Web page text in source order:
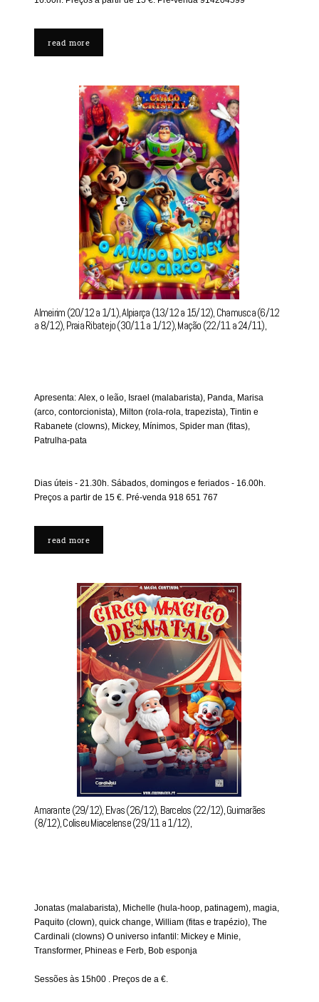
read more
Almeirim (20/12 a 1/1), Alpiarça (13/12 a 15/12), Chamusca (6/12
a 8/12), Praia Ribatejo (30/11 a 1/12), Mação (22/11 a 24/11),
Apresenta: Alex, o leão, Israel (malabarista), Panda, Marisa
(arco, contorcionista), Milton (rola-rola, trapezista), Tintin e
Rabanete (clowns), Mickey, Mínimos, Spider man (fitas) ,
Patrulha-pata
Dias úteis - 21.30h. Sábados, domingos e feriados - 16.00h.
Preços a partir de 15 €. Pré-venda 918 651 767
read more
Amarante (29/12), Elvas (26/12), Barcelos (22/12), Guimarães
(8/12), Coliseu Miacelense (29/11 a 1/12),
Jonatas (malabarista), Michelle (hula-hoop, patinagem), magia,
Paquito (clown), quick change, William (fitas e trapézio), The
Cardinali (clowns) O universo infantil: Mickey e Minie,
Transformer, Phineas e Ferb, Bob esponja
Sessões às 15h00 . Preços de a €.